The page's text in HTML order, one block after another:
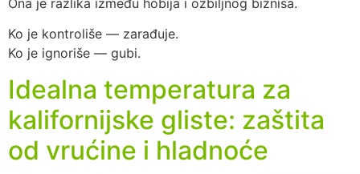
Ona je razlika između hobija i ozbiljnog biznisa.
Ko je kontroliše — zarađuje.
Ko je ignoriše — gubi.
Idealna temperatura za
kalifornijske gliste: zaštita
od vrućine i hladnoće